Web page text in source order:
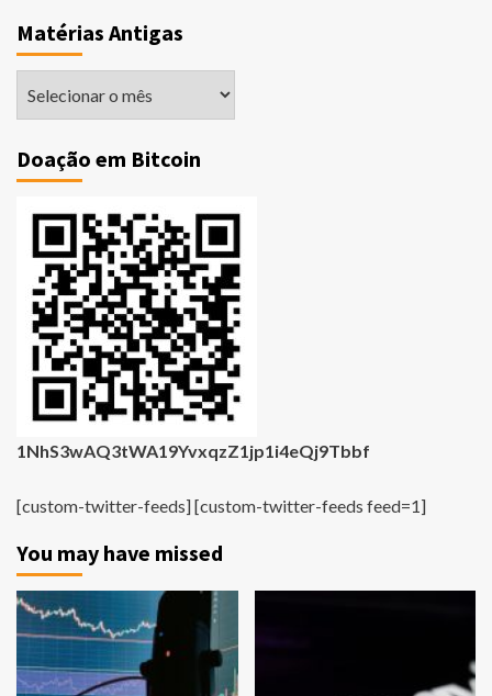
Matérias Antigas
Doação em Bitcoin
1NhS3wAQ3tWA19YvxqzZ1jp1i4eQj9Tbbf
[custom-twitter-feeds] [custom-twitter-feeds feed=1]
You may have missed